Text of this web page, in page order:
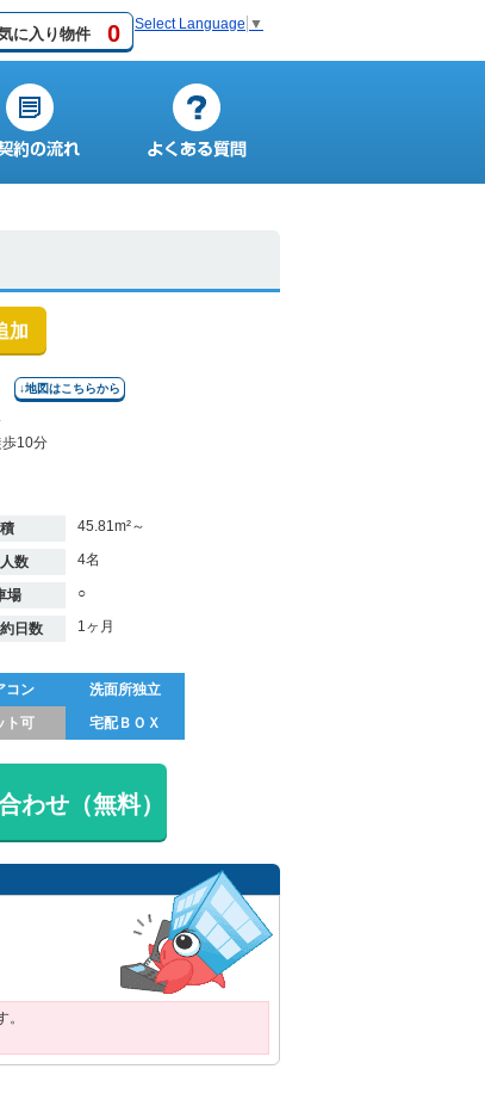
に入り物件 0 Select Language ▼
加
↓地図はこちらから
10分
45.81m²～
数 4名
場 ○
日数 1ヶ月
コン
洗面所独立
ト可 宅配ＢＯＸ
わせ（無料）